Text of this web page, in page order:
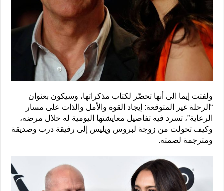
ولفتت إيما الى أنها تحضّر لكتاب مذكراتها، وسيكون بعنوان
“الرحلة غير المتوقعة: إيجاد القوة والأمل والذات على مسار
الرعاية”، تسرد فيه تفاصيل معايشتها اليومية له خلال مرضه،
وكيف تحولت من زوجة لبروس ويليس إلى رفيقة درب وصديقة
ومترجمة لصمته.